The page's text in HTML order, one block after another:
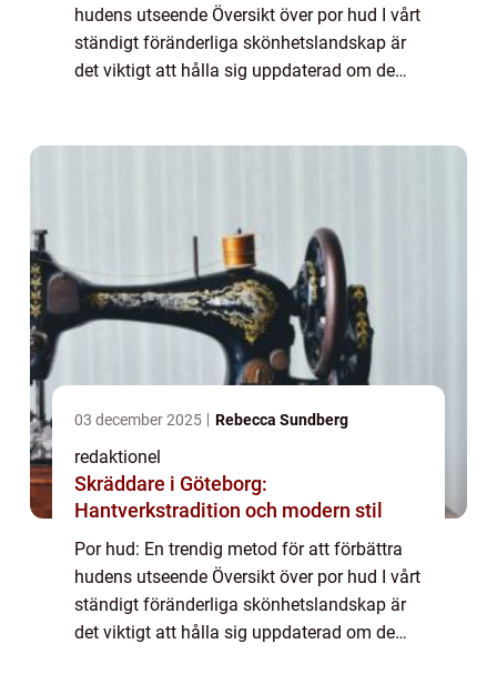
hudens utseende Översikt över por hud I vårt
ständigt föränderliga skönhetslandskap är
det viktigt att hålla sig uppdaterad om de
03 december 2025 Rebecca Sundberg
redaktionel
Skräddare i Göteborg:
Hantverkstradition och modern stil
Por hud: En trendig metod för att förbättra
hudens utseende Översikt över por hud I vårt
ständigt föränderliga skönhetslandskap är
det viktigt att hålla sig uppdaterad om de